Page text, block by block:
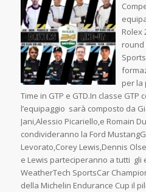
Rolex
round
per la
Time in GTP e GTD.In classe GTP
l’equipaggio sarà composto da
Jani,Alessio Picariello,e Romain
condivideranno la Ford
Levorato,Corey Lewis,Dennis
e Lewis parteciperanno a tutti gli
WeatherTech SportsCar
della Michelin Endurance Cup il